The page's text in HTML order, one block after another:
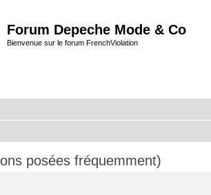
Forum Depeche Mode & Co
Bienvenue sur le forum FrenchViolation
posées fréquemment)